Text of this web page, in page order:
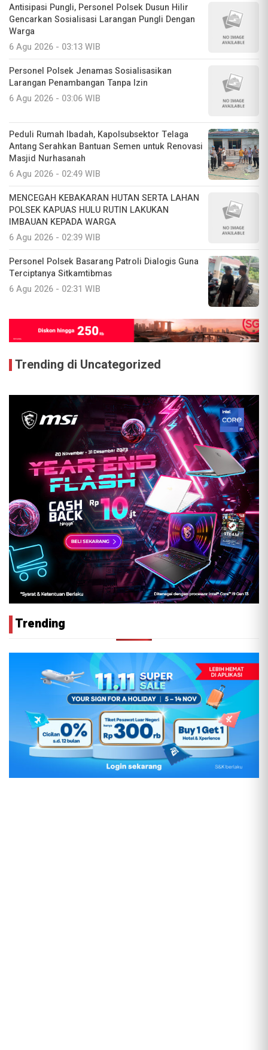
Antisipasi Pungli, Personel Polsek Dusun Hilir
Gencarkan Sosialisasi Larangan Pungli Dengan
Warga
6 Agu 2026 - 03:13 WIB
Personel Polsek Jenamas Sosialisasikan
Larangan Penambangan Tanpa Izin
6 Agu 2026 - 03:06 WIB
Peduli Rumah Ibadah, Kapolsubsektor Telaga
Antang Serahkan Bantuan Semen untuk Renovasi
Masjid Nurhasanah
6 Agu 2026 - 02:49 WIB
MENCEGAH KEBAKARAN HUTAN SERTA LAHAN
POLSEK KAPUAS HULU RUTIN LAKUKAN
IMBAUAN KEPADA WARGA
6 Agu 2026 - 02:39 WIB
Personel Polsek Basarang Patroli Dialogis Guna
Terciptanya Sitkamtibmas
6 Agu 2026 - 02:31 WIB
Trending di Uncategorized
Trending